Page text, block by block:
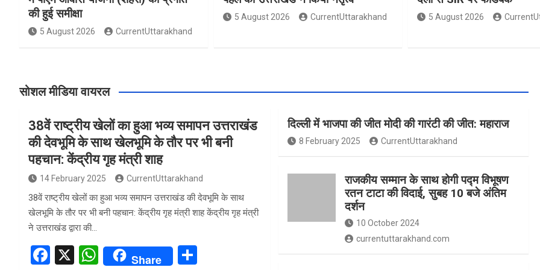
की हुई समीक्षा
5 August 2026 CurrentUttarakhand
5 August 2026 CurrentUttarakhand 5 August 2026
सोशल मीडिया वायरल
38वें राष्ट्रीय खेलों का हुआ भव्य समापन उत्तराखंड
की देवभूमि के साथ खेलभूमि के तौर पर भी बनी
पहचान: केंद्रीय गृह मंत्री शाह
14 February 2025 CurrentUttarakhand
38वें राष्ट्रीय खेलों का हुआ भव्य समापन उत्तराखंड की देवभूमि के साथ
खेलभूमि के तौर पर भी बनी पहचान: केंद्रीय गृह मंत्री शाह केंद्रीय गृह मंत्री
ने उत्तराखंड द्वारा की…
F
X
W
Share
दिल्ली में भाजपा की जीत मोदी की गारंटी की जीत: महाराज
8 February 2025 CurrentUttarakhand
राजकीय सम्मान के साथ होगी पद्म विभूषण
रतन टाटा की विदाई, सुबह 10 बजे अंतिम
दर्शन
10 October 2024
currentuttarakhand.com